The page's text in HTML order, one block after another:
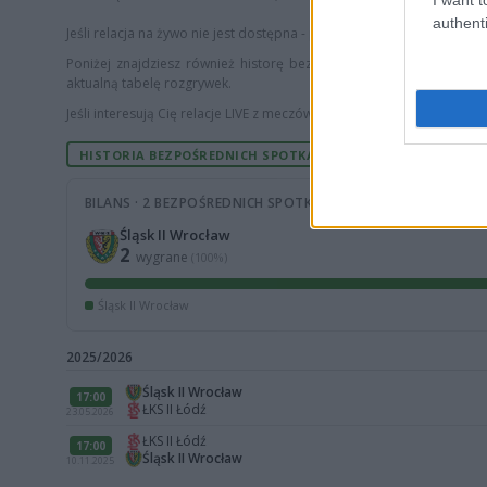
Jeśli relacja na żywo nie jest dostępna - przy meczu widnieje
Poniżej znajdziesz również historę bezpośrednich spotkań
aktualną tabelę rozgrywek.
Jeśli interesują Cię relacje LIVE z meczów piłki nożnej, sprawdź naszą
HISTORIA BEZPOŚREDNICH SPOTKAŃ
BILANS · 2 BEZPOŚREDNICH SPOTKAŃ
Śląsk II Wrocław
2 wygrane (100%)
Śląsk II Wrocław
2025/2026
17:00
23.05.2026
Śląsk II Wrocław
ŁKS II Łódź
17:00
10.11.2025
ŁKS II Łódź
Śląsk II Wrocław